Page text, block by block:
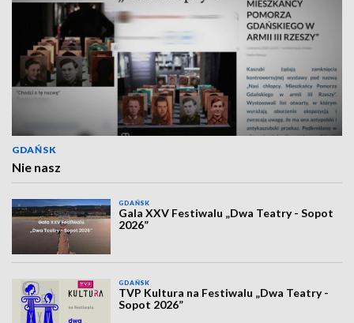
GDAŃSK
Nie nasz
GDAŃSK
Gala XXV Festiwalu „Dwa Teatry - Sopot
2026”
GDAŃSK
TVP Kultura na Festiwalu „Dwa Teatry -
Sopot 2026”